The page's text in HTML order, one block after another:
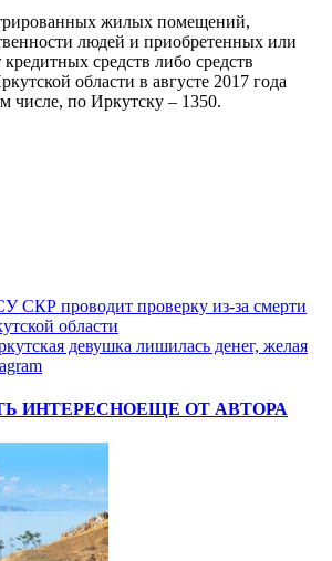
жилых помещений,
людей и приобретенных или
средств либо средств
области в августе 2017 года
числе, по Иркутску – 1350.
СКР проводит проверку из-за смерти
области
девушка лишилась денег, желая
ИНТЕРЕСНОЕЩЕ ОТ АВТОРА